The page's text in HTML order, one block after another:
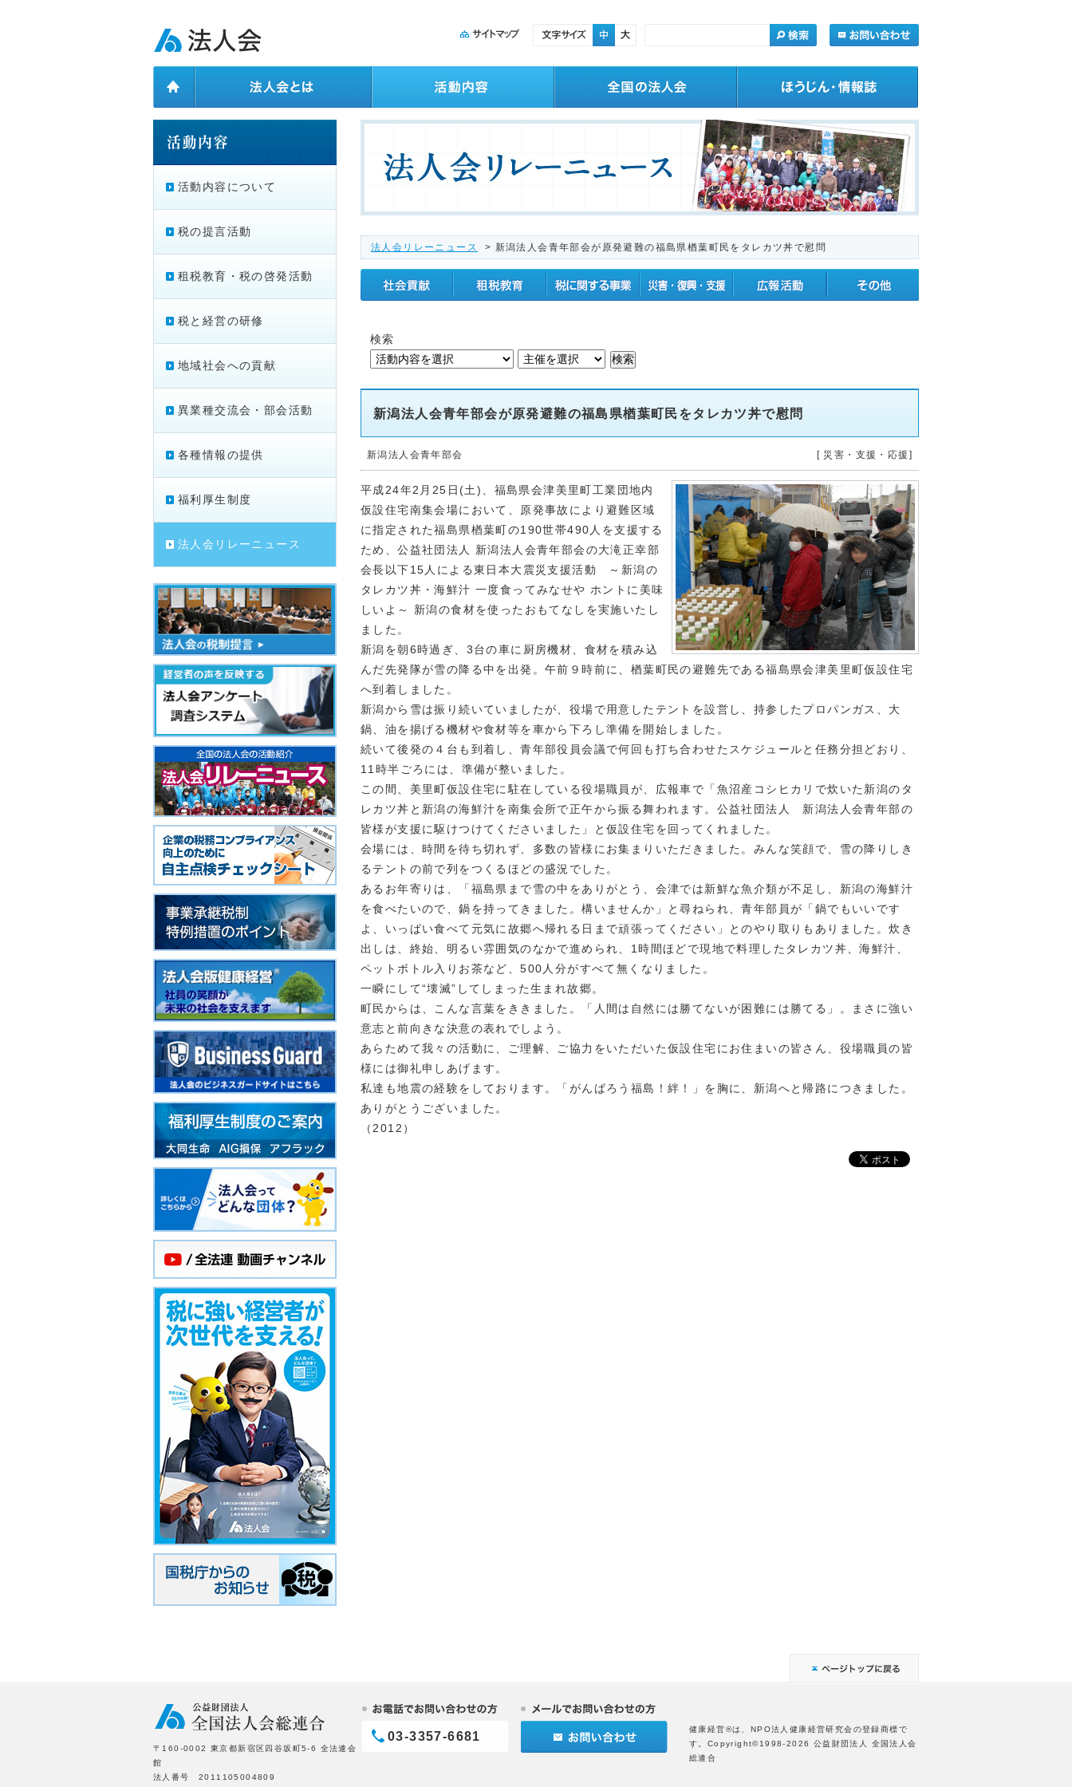
法人会リレーニュース > 新潟法人会青年部会が原発避難の福島県楢葉町民をタレカツ丼で慰問
社会貢献 租税教育 税に関する事業 震災復興支援・応援広報活動 その他
検索
新潟法人会青年部会が原発避難の福島県楢葉町民をタレカツ丼で慰問
新潟法人会青年部会 [ 災害・支援・応援]
平成24年2月25日(土)、福島県会津美里町工業団地内
仮設住宅南集会場において、原発事故により避難区域
に指定された福島県楢葉町の190世帯490人を支援する
ため、公益社団法人 新潟法人会青年部会の大滝正幸部
会長以下15人による東日本大震災支援活動 ～新潟の
タレカツ丼・海鮮汁 一度食ってみなせや ホントに美味
しいよ～ 新潟の食材を使ったおもてなしを実施いたし
ました。
新潟を朝6時過ぎ、3台の車に厨房機材、食材を積み込
んだ先発隊が雪の降る中を出発。午前９時前に、楢葉町民の避難先である福島県会津美里町仮設住宅
へ到着しました。
新潟から雪は振り続いていましたが、役場で用意したテントを設営し、持参したプロパンガス、大
鍋、油を揚げる機材や食材等を車から下ろし準備を開始しました。
続いて後発の４台も到着し、青年部役員会議で何回も打ち合わせたスケジュールと任務分担どおり、
11時半ごろには、準備が整いました。
この間、美里町仮設住宅に駐在している役場職員が、広報車で「魚沼産コシヒカリで炊いた新潟のタ
レカツ丼と新潟の海鮮汁を南集会所で正午から振る舞われます。公益社団法人 新潟法人会青年部の
皆様が支援に駆けつけてくださいました」と仮設住宅を回ってくれました。
会場には、時間を待ち切れず、多数の皆様にお集まりいただきました。みんな笑顔で、雪の降りしき
るテントの前で列をつくるほどの盛況でした。
あるお年寄りは、「福島県まで雪の中をありがとう、会津では新鮮な魚介類が不足し、新潟の海鮮汁
を食べたいので、鍋を持ってきました。構いませんか」と尋ねられ、青年部員が「鍋でもいいです
よ、いっぱい食べて元気に故郷へ帰れる日まで頑張ってください」とのやり取りもありました。炊き
出しは、終始、明るい雰囲気のなかで進められ、1時間ほどで現地で料理したタレカツ丼、海鮮汁、
ペットボトル入りお茶など、500人分がすべて無くなりました。
一瞬にして“壊滅”してしまった生まれ故郷。
町民からは、こんな言葉をききました。「人間は自然には勝てないが困難には勝てる」。まさに強い
意志と前向きな決意の表れでしよう。
あらためて我々の活動に、ご理解、ご協力をいただいた仮設住宅にお住まいの皆さん、役場職員の皆
様には御礼申しあげます。
私達も地震の経験をしております。「がんばろう福島！絆！」を胸に、新潟へと帰路につきました。
ありがとうございました。
（2012）
活動内容について
税の提言活動
租税教育・税の啓発活動
税と経営の研修
地域社会への貢献
異業種交流会・部会活動
各種情報の提供
福利厚生制度
法人会リレーニュース
〒160-0002 東京都新宿区四谷坂町5-6 全法連会
館
法人番号 2011105004809
03-3357-6681
健康経営®は、NPO法人健康経営研究会の登録商標で
す。Copyright©1998-2026 公益財団法人 全国法人会
総連合